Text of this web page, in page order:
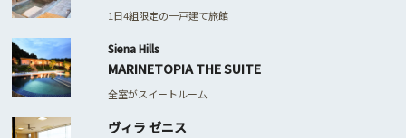
1日4組限定の一戸建て旅館
Siena Hills
MARINETOPIA THE SUITE
全室がスイートルーム
ヴィラ ゼニス